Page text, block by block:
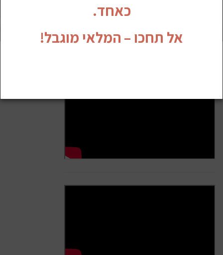
כאחד.
אל תחכו – המלאי מוגבל!